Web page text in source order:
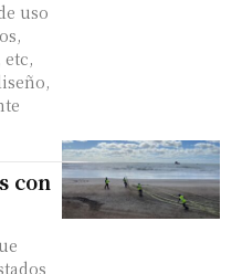
uso
con